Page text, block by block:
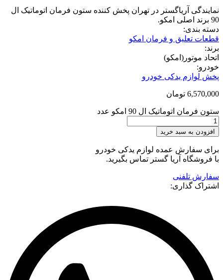
آریاگستر در تهران پخش کننده ستون فرمان اتوماتیک ال
و فرمان امکو
یدکی خودرو
تومان
ال 90 امکو عدد
سبد خرید
عمده لوازم یدکی خودرو
آریا گستر تماس بگیرید.